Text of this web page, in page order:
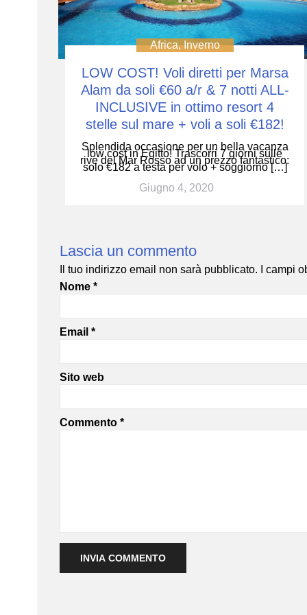
Africa,Inverno
LOW COST! Voli diretti per Marsa
Alam da soli €60 a/r & 7 notti ALL-
INCLUSIVE in ottimo resort 4
stelle sul mare + voli a soli €182!
Splendida occasione per un bella vacanza
low cost in Egitto! Trascorri 7 giorni sulle
rive del Mar Rosso ad un prezzo fantastico:
solo €182 a testa per volo + soggiorno […]
Giugno 4, 2020
Lascia un commento
Il tuo indirizzo email non sarà pubblicato. I campi
Nome *
Email *
Sito web
Commento *